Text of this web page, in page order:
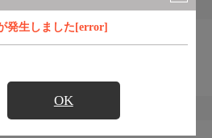
発生しました[error]
OK
番組